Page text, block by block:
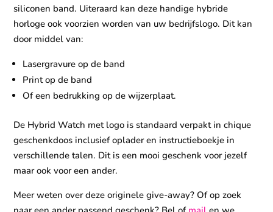
siliconen band. Uiteraard kan deze handige hybride
horloge ook voorzien worden van uw bedrijfslogo. Dit kan
door middel van:
Lasergravure op de band
Print op de band
Of een bedrukking op de wijzerplaat.
De Hybrid Watch met logo is standaard verpakt in chique
geschenkdoos inclusief oplader en instructieboekje in
verschillende talen. Dit is een mooi geschenk voor jezelf
maar ook voor een ander.
Meer weten over deze originele give-away? Of op zoek